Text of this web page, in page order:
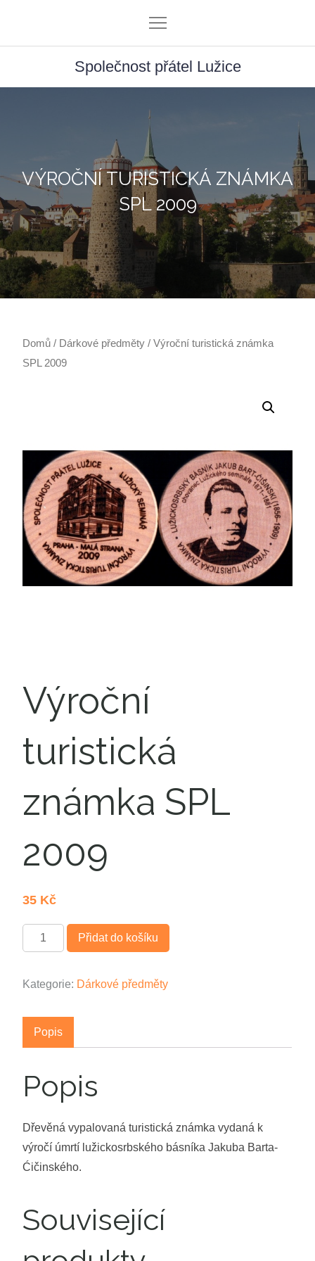
content
Společnost přátel Lužice
VÝROČNÍ TURISTICKÁ ZNÁMKA
SPL 2009
Domů / Dárkové předměty / Výroční turistická známka
SPL 2009
Výroční
turistická
známka SPL
2009
35 Kč
Množství Přidat do košíku
Kategorie: Dárkové předměty
Popis
Popis
Dřevěná vypalovaná turistická známka vydaná k
výročí úmrtí lužickosrbského básníka Jakuba Barta-
Ćičinského.
Související